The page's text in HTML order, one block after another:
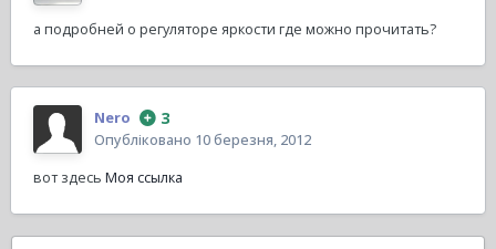
а подробней о регуляторе яркости где можно прочитать?
Nero 3
Опубліковано 10 березня, 2012
вот здесь Моя ссылка